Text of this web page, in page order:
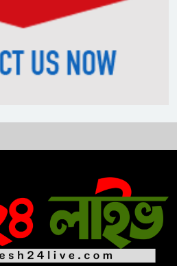
নিপীড়নের আশঙ্কা জানালে ভিসা নয়
ট্রাম্পকে ‘রাজার খোঁচা’ দিলেন